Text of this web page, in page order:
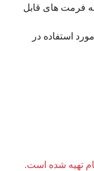
به فرمت های قابل
استفاده در
تهیه شده است.